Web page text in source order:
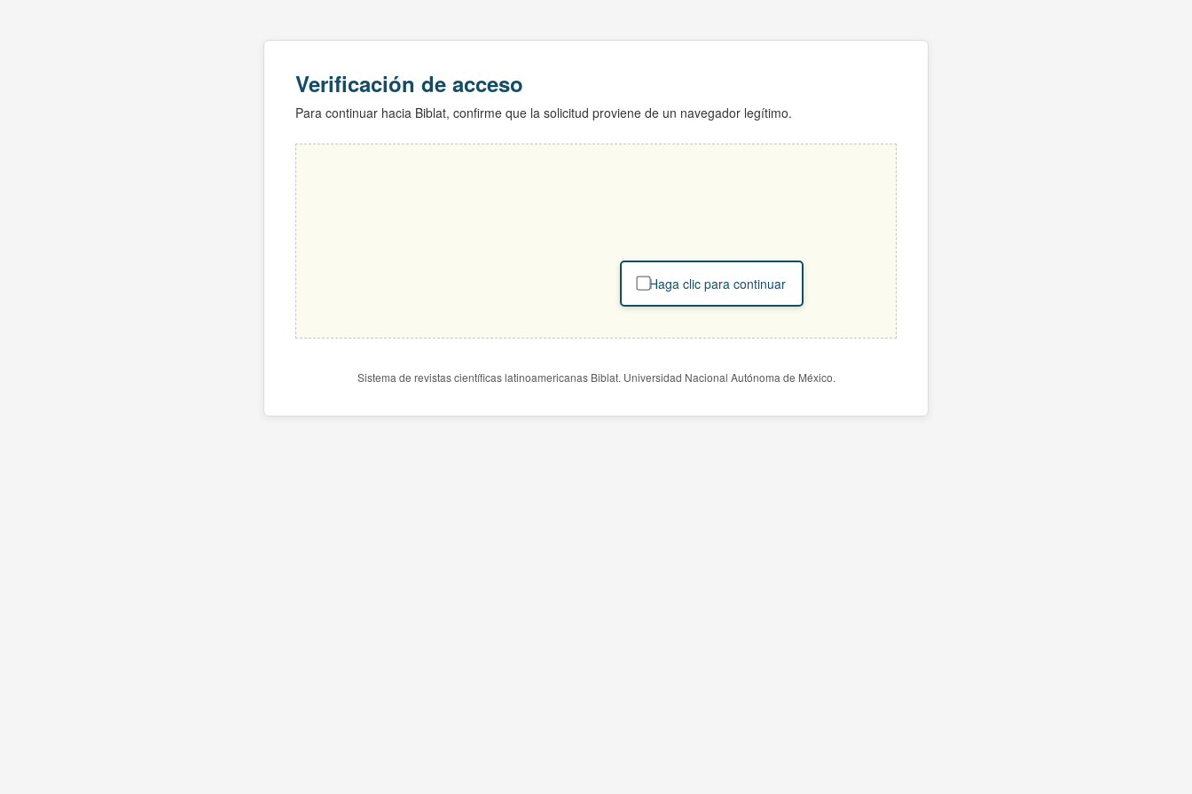
Verificación de acceso
Para continuar hacia Biblat, confirme que la solicitud proviene de un navegador legítimo.
Haga clic para continuar
Sistema de revistas científicas latinoamericanas Biblat. Universidad Nacional Autónoma de México.